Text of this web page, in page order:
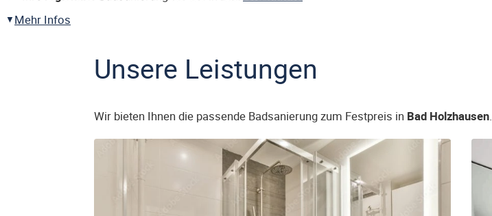
Mehr Infos
Unsere Leistungen
Wir bieten Ihnen die passende Badsanierung zum Festpreis in Bad Holzhausen.